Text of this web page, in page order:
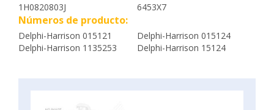
1H0820803J 6453X7
Números de producto:
Delphi-Harrison 015121
Delphi-Harrison 015124
Delphi-Harrison 1135253
Delphi-Harrison 15124